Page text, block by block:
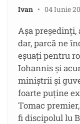
Ivan • 04 Iunie
Așa președinți,
dar, parcă ne
eșuați pentru
Iohannis și
miniștrii și
foarte puține
Tomac
fi discipolul lu